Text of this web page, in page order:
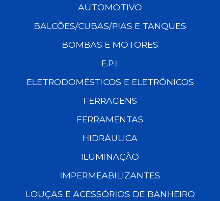
AUTOMOTIVO
BALCÕES/CUBAS/PIAS E TANQUES
BOMBAS E MOTORES
E.P.I.
ELETRODOMÉSTICOS E ELETRÔNICOS
FERRAGENS
FERRAMENTAS
HIDRÁULICA
ILUMINAÇÃO
IMPERMEABILIZANTES
LOUÇAS E ACESSÓRIOS DE BANHEIRO